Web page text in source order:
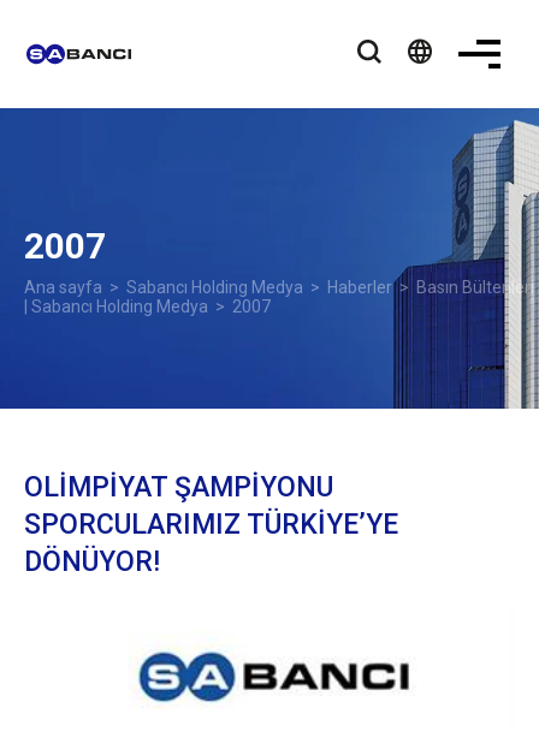
language
2007
Ana sayfa > Sabancı Holding Medya > Haberler> Basın Bültenleri
| Sabancı Holding Medya > 2007
OLİMPİYAT ŞAMPİYONU
SPORCULARIMIZ TÜRKİYE’YE
DÖNÜYOR!